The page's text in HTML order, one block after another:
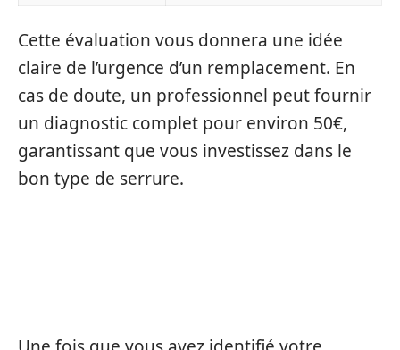
Cette évaluation vous donnera une idée
claire de l’urgence d’un remplacement. En
cas de doute, un professionnel peut fournir
un diagnostic complet pour environ 50€,
garantissant que vous investissez dans le
bon type de serrure.